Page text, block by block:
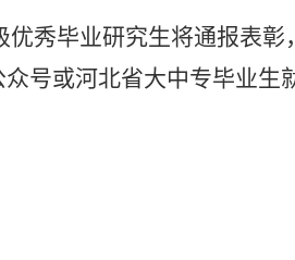
优秀毕业研究生将通报表彰
众号或河北省大中专毕业生